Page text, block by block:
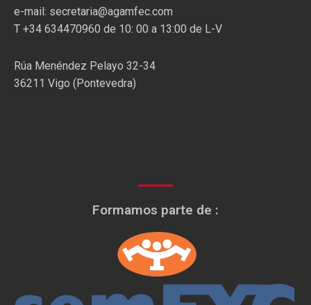
e-mail: secretaria@agamfec.com
T +34 634470960 de 10: 00 a 13:00 de L-V
Rúa Menéndez Pelayo 32-34
36211 Vigo (Pontevedra)
Formamos parte de :